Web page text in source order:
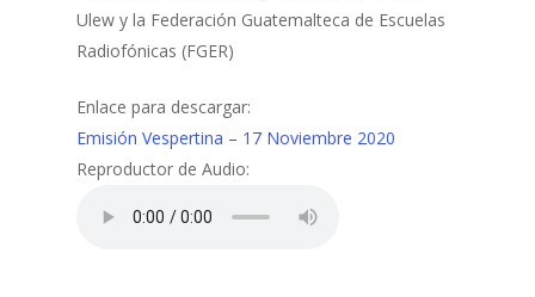
Ulew y la Federación Guatemalteca de Escuelas
Radiofónicas (FGER)
Enlace para descargar:
Emisión Vespertina – 17 Noviembre 2020
Reproductor de Audio: